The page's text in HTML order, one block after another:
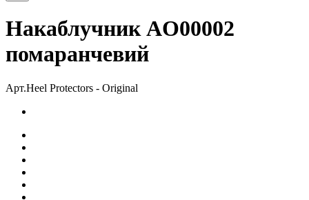
Накаблучник AO00002
помаранчевий
Арт.Heel Protectors - Original